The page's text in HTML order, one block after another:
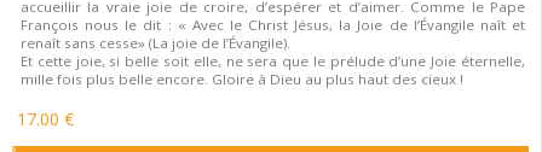
accueillir la vraie joie de croire, d’espérer et d’aimer. Comme le Pape
François nous le dit : « Avec le Christ Jésus, la Joie de l’Évangile naît et
renaît sans cesse» (La joie de l’Évangile).
Et cette joie, si belle soit elle, ne sera que le prélude d’une Joie éternelle,
mille fois plus belle encore. Gloire à Dieu au plus haut des cieux !
17.00 €